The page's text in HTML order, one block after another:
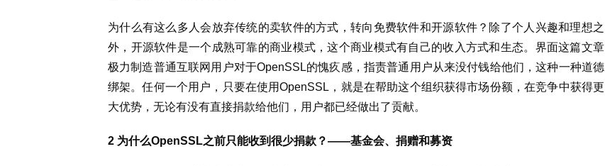
为什么有这么多人会放弃传统的卖软件的方式，转向免费软件和开源软件？除了个人兴趣和理想之
外，开源软件是一个成熟可靠的商业模式，这个商业模式有自己的收入方式和生态。界面这篇文章
极力制造普通互联网用户对于OpenSSL的愧疚感，指责普通用户从来没付钱给他们，这种一种道德
绑架。任何一个用户，只要在使用OpenSSL，就是在帮助这个组织获得市场份额，在竞争中获得更
大优势，无论有没有直接捐款给他们，用户都已经做出了贡献。
2 为什么OpenSSL之前只能收到很少捐款？——基金会、捐赠和募资